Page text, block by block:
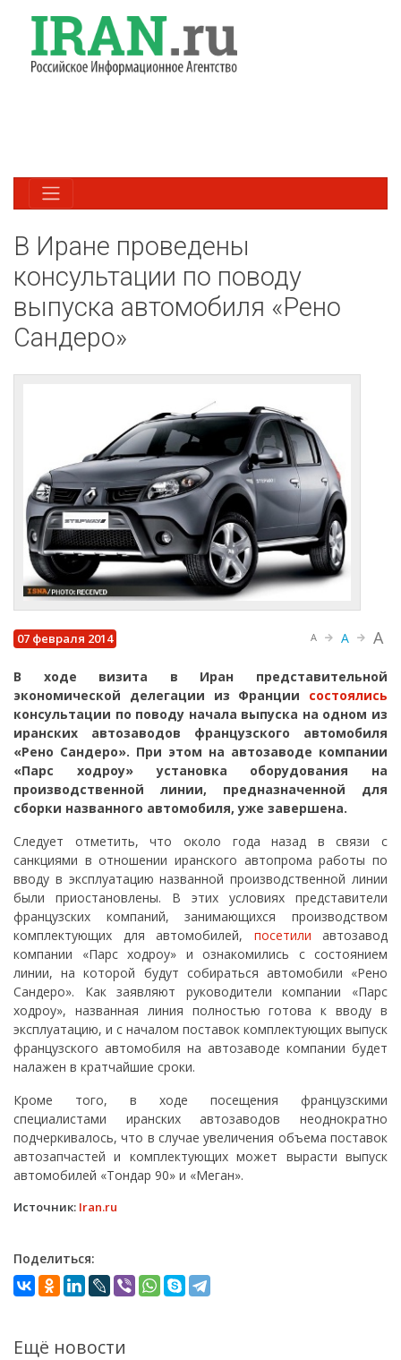
В Иране проведены
консультации по поводу
выпуска автомобиля «Рено
Сандеро»
07 февраля 2014 A A A
В ходе визита в Иран представительной
экономической делегации из Франции состоялись
консультации по поводу начала выпуска на одном из
иранских автозаводов французского автомобиля
«Рено Сандеро». При этом на автозаводе компании
«Парс ходроу» установка оборудования на
производственной линии, предназначенной для
сборки названного автомобиля, уже завершена.
Следует отметить, что около года назад в связи с
санкциями в отношении иранского автопрома работы по
вводу в эксплуатацию названной производственной линии
были приостановлены. В этих условиях представители
французских компаний, занимающихся производством
комплектующих для автомобилей, посетили автозавод
компании «Парс ходроу» и ознакомились с состоянием
линии, на которой будут собираться автомобили «Рено
Сандеро». Как заявляют руководители компании «Парс
ходроу», названная линия полностью готова к вводу в
эксплуатацию, и с началом поставок комплектующих выпуск
французского автомобиля на автозаводе компании будет
налажен в кратчайшие сроки.
Кроме того, в ходе посещения французскими
специалистами иранских автозаводов неоднократно
подчеркивалось, что в случае увеличения объема поставок
автозапчастей и комплектующих может вырасти выпуск
автомобилей «Тондар 90» и «Меган».
Источник: Iran.ru
Поделиться:
Ещё новости